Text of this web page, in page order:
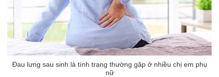
Đau lưng sau sinh là tình trạng thường gặp ở nhiều chị em phụ
nữ